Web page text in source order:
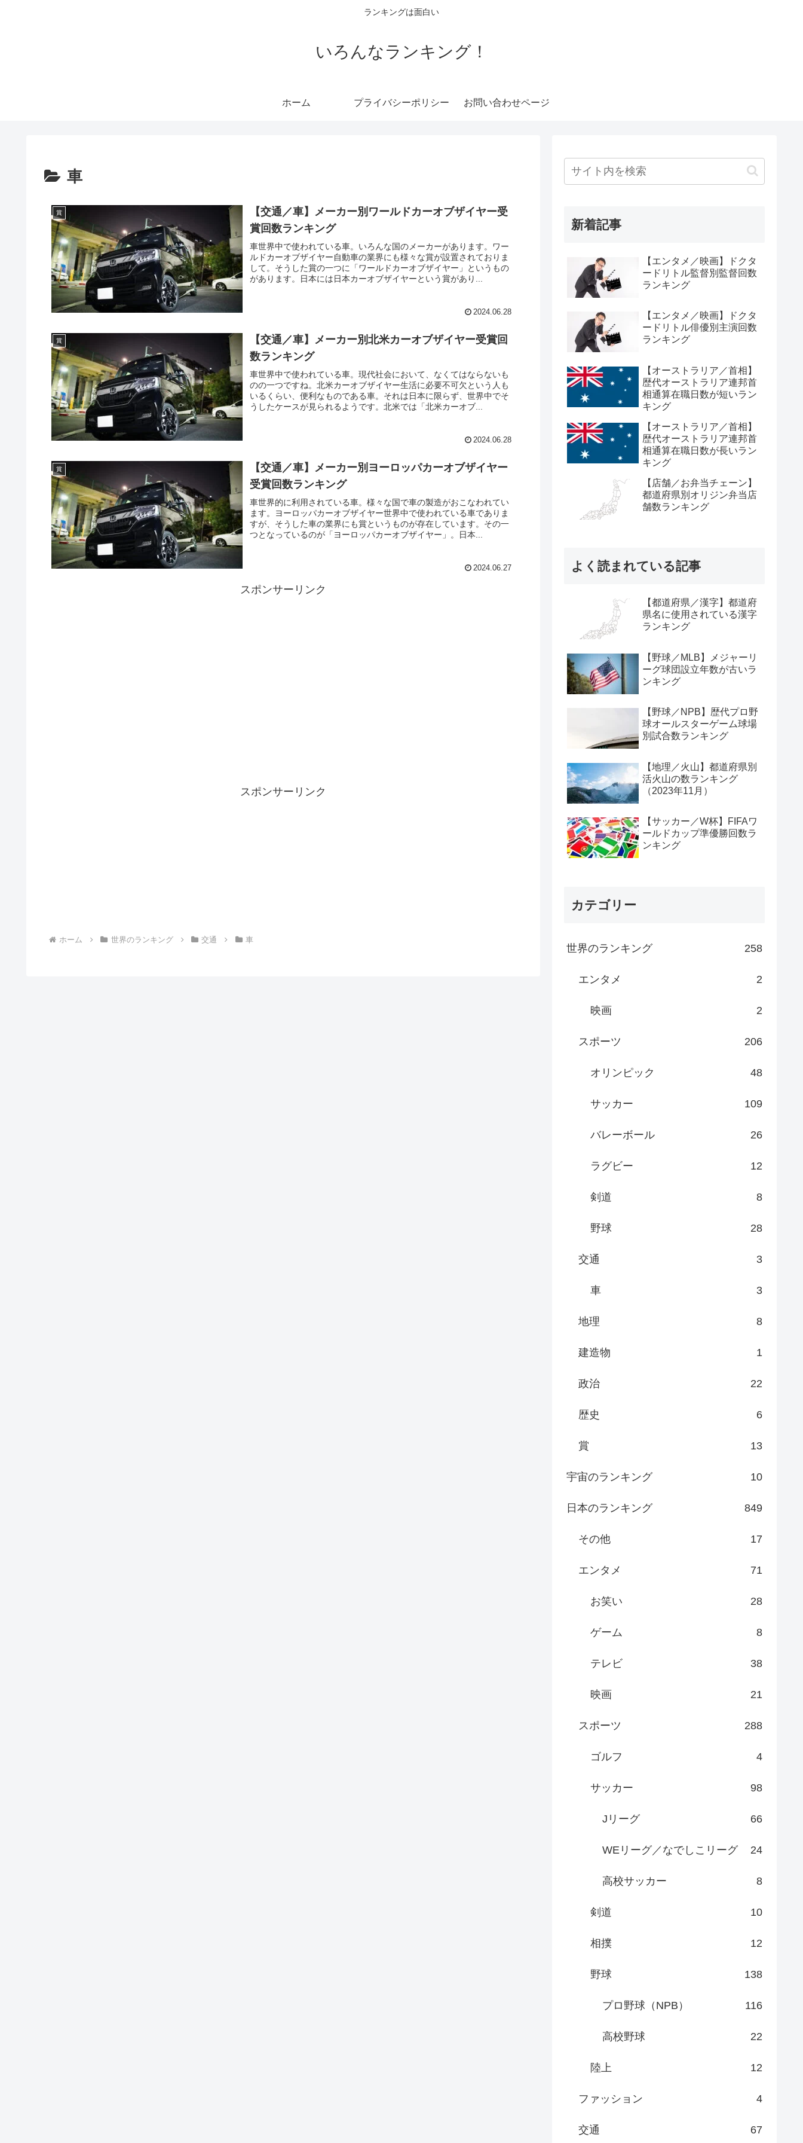
ランキングは面白い
いろんなランキング！
ホーム プライバシーポリシー お問い合わせページ
車
賞
【交通／車】メーカー別ワールドカーオブザイヤー受
賞回数ランキング
車世界中で使われている車。いろんな国のメーカーがあります。ワー
ルドカーオブザイヤー自動車の業界にも様々な賞が設置されておりま
して。そうした賞の一つに「ワールドカーオブザイヤー」というもの
があります。日本には日本カーオブザイヤーという賞があり...
2024.06.28
賞
【交通／車】メーカー別北米カーオブザイヤー受賞回
数ランキング
車世界中で使われている車。現代社会において、なくてはならないも
のの一つですね。北米カーオブザイヤー生活に必要不可欠という人も
いるくらい、便利なものである車。それは日本に限らず、世界中でそ
うしたケースが見られるようです。北米では「北米カーオブ...
2024.06.28
賞
【交通／車】メーカー別ヨーロッパカーオブザイヤー
受賞回数ランキング
車世界的に利用されている車。様々な国で車の製造がおこなわれてい
ます。ヨーロッパカーオブザイヤー世界中で使われている車でありま
すが、そうした車の業界にも賞というものが存在しています。その一
つとなっているのが「ヨーロッパカーオブザイヤー」。日本...
2024.06.27
スポンサーリンク
スポンサーリンク
ホーム 世界のランキング 交通 車
新着記事
【エンタメ／映画】ドクタ
ードリトル監督別監督回数
ランキング
【エンタメ／映画】ドクタ
ードリトル俳優別主演回数
ランキング
【オーストラリア／首相】
歴代オーストラリア連邦首
相通算在職日数が短いラン
キング
【オーストラリア／首相】
歴代オーストラリア連邦首
相通算在職日数が長いラン
キング
【店舗／お弁当チェーン】
都道府県別オリジン弁当店
舗数ランキング
よく読まれている記事
【都道府県／漢字】都道府
県名に使用されている漢字
ランキング
【野球／MLB】メジャーリ
ーグ球団設立年数が古いラ
ンキング
【野球／NPB】歴代プロ野
球オールスターゲーム球場
別試合数ランキング
【地理／火山】都道府県別
活火山の数ランキング
（2023年11月）
【サッカー／W杯】FIFAワ
ールドカップ準優勝回数ラ
ンキング
カテゴリー
世界のランキング 258
エンタメ 2
映画 2
スポーツ 206
オリンピック 48
サッカー 109
バレーボール 26
ラグビー 12
剣道 8
野球 28
交通 3
車 3
地理 8
建造物 1
政治 22
歴史 6
賞 13
宇宙のランキング 10
日本のランキング 849
その他 17
エンタメ 71
お笑い 28
ゲーム 8
テレビ 38
映画 21
スポーツ 288
ゴルフ 4
サッカー 98
Jリーグ 66
WEリーグ／なでしこリーグ 24
高校サッカー 8
剣道 10
相撲 12
野球 138
プロ野球（NPB） 116
高校野球 22
陸上 12
ファッション 4
交通 67